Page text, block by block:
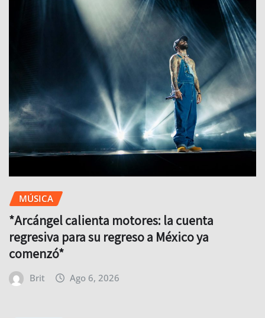
MÚSICA
*Arcángel calienta motores: la cuenta
regresiva para su regreso a México ya
comenzó*
Brit Ago 6, 2026